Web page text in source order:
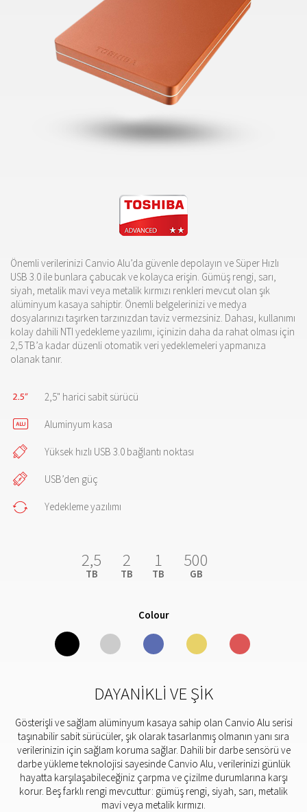
Önemli verilerinizi Canvio Alu’da güvenle depolayın ve Süper Hızlı
USB 3.0 ile bunlara çabucak ve kolayca erişin. Gümüş rengi, sarı,
siyah, metalik mavi veya metalik kırmızı renkleri mevcut olan şık
alüminyum kasaya sahiptir. Önemli belgelerinizi ve medya
dosyalarınızı taşırken tarzınızdan taviz vermezsiniz. Dahası, kullanımı
kolay dahili NTI yedekleme yazılımı, içinizin daha da rahat olması için
2,5 TB’a kadar düzenli otomatik veri yedeklemeleri yapmanıza
olanak tanır.
2,5" harici sabit sürücü
Aluminyum kasa
Yüksek hızlı USB 3.0 bağlantı noktası
USB’den güç
Yedekleme yazılımı
2,5
TB
2
TB
1
TB
500
GB
Colour
DAYANIKLI VE ŞIK
Gösterişli ve sağlam alüminyum kasaya sahip olan Canvio Alu serisi
taşınabilir sabit sürücüler, şık olarak tasarlanmış olmanın yanı sıra
verilerinizin için sağlam koruma sağlar. Dahili bir darbe sensörü ve
darbe yükleme teknolojisi sayesinde Canvio Alu, verilerinizi günlük
hayatta karşılaşabileceğiniz çarpma ve çizilme durumlarına karşı
korur. Beş farklı rengi mevcuttur: gümüş rengi, siyah, sarı, metalik
mavi veya metalik kırmızı.